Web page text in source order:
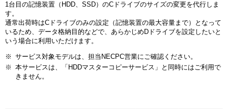
て
い
ま
す。
ビ
ゲ
ー
シ
ョ
1台目の記憶装置（HDD、SSD）のCドライブのサイズの変更を代行しま
す。
通常出荷時はCドライブのみの設定（記憶装置の最大容量まで）となって
いるため、データ格納目的などで、あらかじめDドライブを設定したいと
いう場合に利用いただけます。
※ サービス対象モデルは、担当NECPC営業にご確認ください。
※ 本サービスは、「HDDマスターコピーサービス」と同時にはご利用で
きません。